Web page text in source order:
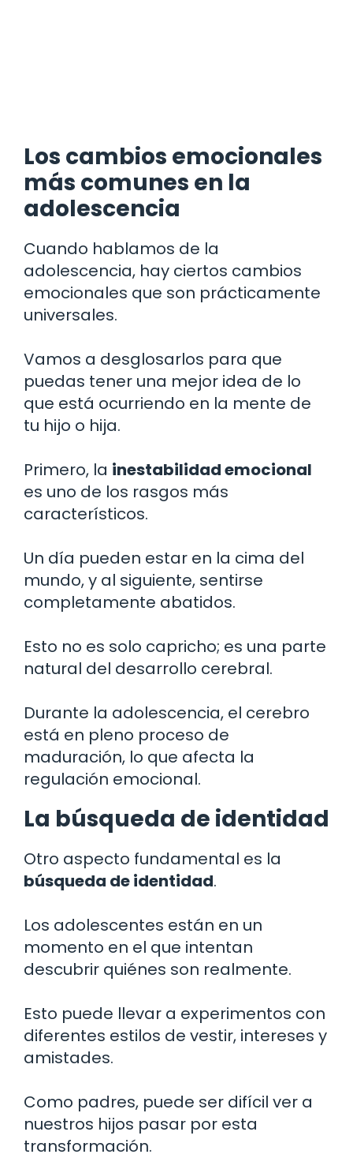
Los cambios emocionales
más comunes en la
adolescencia
Cuando hablamos de la
adolescencia, hay ciertos cambios
emocionales que son prácticamente
universales.
Vamos a desglosarlos para que
puedas tener una mejor idea de lo
que está ocurriendo en la mente de
tu hijo o hija.
Primero, la inestabilidad emocional
es uno de los rasgos más
característicos.
Un día pueden estar en la cima del
mundo, y al siguiente, sentirse
completamente abatidos.
Esto no es solo capricho; es una parte
natural del desarrollo cerebral.
Durante la adolescencia, el cerebro
está en pleno proceso de
maduración, lo que afecta la
regulación emocional.
La búsqueda de identidad
Otro aspecto fundamental es la
búsqueda de identidad.
Los adolescentes están en un
momento en el que intentan
descubrir quiénes son realmente.
Esto puede llevar a experimentos con
diferentes estilos de vestir, intereses y
amistades.
Como padres, puede ser difícil ver a
nuestros hijos pasar por esta
transformación.